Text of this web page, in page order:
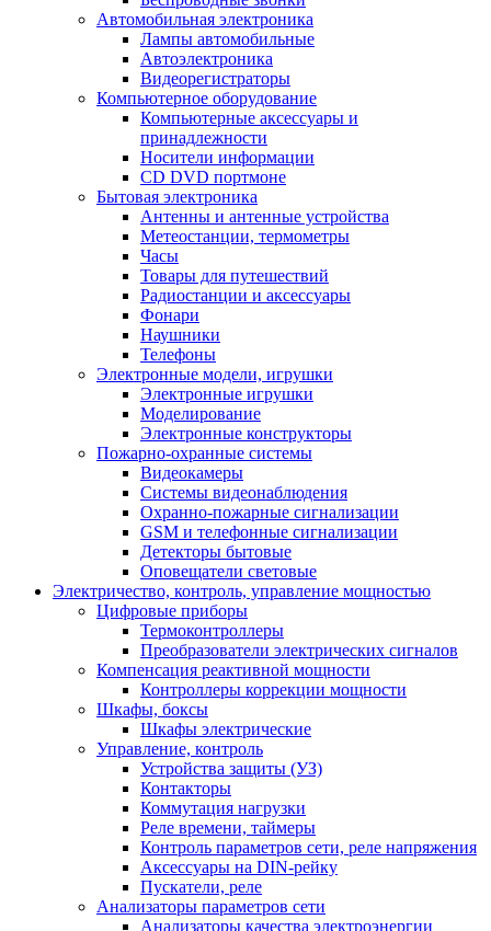
Автомобильная электроника
Лампы автомобильные
Автоэлектроника
Видеорегистраторы
Компьютерное оборудование
Компьютерные аксессуары и
принадлежности
Носители информации
CD DVD портмоне
Бытовая электроника
Антенны и антенные устройства
Метеостанции, термометры
Часы
Товары для путешествий
Радиостанции и аксессуары
Фонари
Наушники
Телефоны
Электронные модели, игрушки
Электронные игрушки
Моделирование
Электронные конструкторы
Пожарно-охранные системы
Видеокамеры
Системы видеонаблюдения
Охранно-пожарные сигнализации
GSM и телефонные сигнализации
Детекторы бытовые
Оповещатели световые
Электричество, контроль, управление мощностью
Цифровые приборы
Термоконтроллеры
Преобразователи электрических сигналов
Компенсация реактивной мощности
Контроллеры коррекции мощности
Шкафы, боксы
Шкафы электрические
Управление, контроль
Устройства защиты (УЗ)
Контакторы
Коммутация нагрузки
Реле времени, таймеры
Контроль параметров сети, реле напряжения
Аксессуары на DIN-рейку
Пускатели, реле
Анализаторы параметров сети
Анализаторы качества электроэнергии